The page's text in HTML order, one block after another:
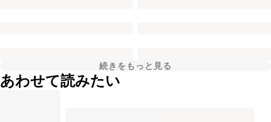
続きをもっと見る
あわせて読みたい